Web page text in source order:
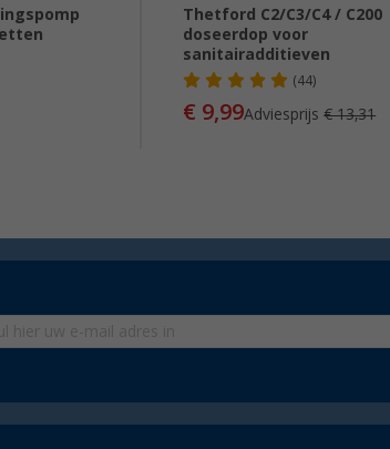
Thetford C2/C3/C4 / C200
doseerdop voor
sanitairadditieven
(44)
€ 9,99Adviesprijs€ 13,31